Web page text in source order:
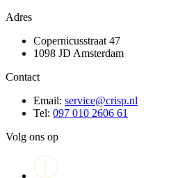
Adres
Copernicusstraat 47
1098 JD Amsterdam
Contact
Email: service@crisp.nl
Tel: 097 010 2606 61
Volg ons op